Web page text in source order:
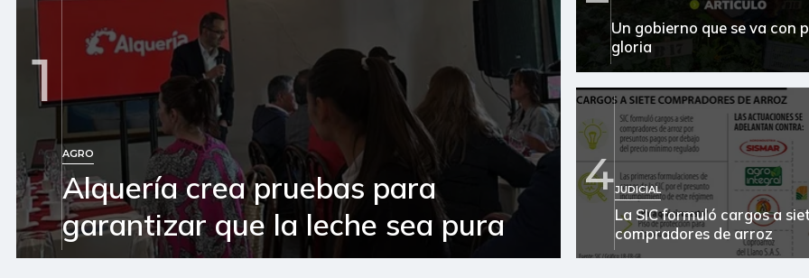
Habichuela
Lechuga batavia
Mora de castilla
Papa
Papa R-12 negra
Papa criolla
1
AGRO
Alquería crea pruebas para
garantizar que la leche sea pura
Un gobierno que se va con
gloria
4JUDICIAL
La SIC formuló cargos a
compradores de arroz